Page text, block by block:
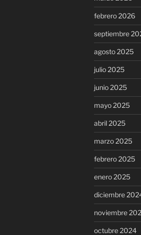
febrero 2026
septiembre
agosto 2025
julio 2025
junio 2025
mayo 2025
abril 2025
marzo 2025
febrero 2025
enero 2025
diciembre
noviembre
octubre 2024